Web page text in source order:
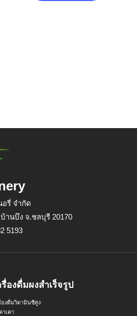
รี่ จำกัด
านบึง จ.ชลบุรี 20170
5193
รื่องดื่มผงสำเร็จรูป
องดื่มวิตามินซีสูง
าเคา